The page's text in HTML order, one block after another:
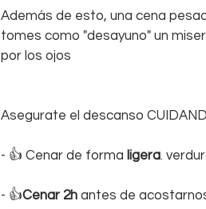
Además de esto, una cena
tomes como "desayuno" un
por los ojos
Asegurate el descanso
- 👍 Cenar de forma ligera.
- 👍Cenar 2h antes de